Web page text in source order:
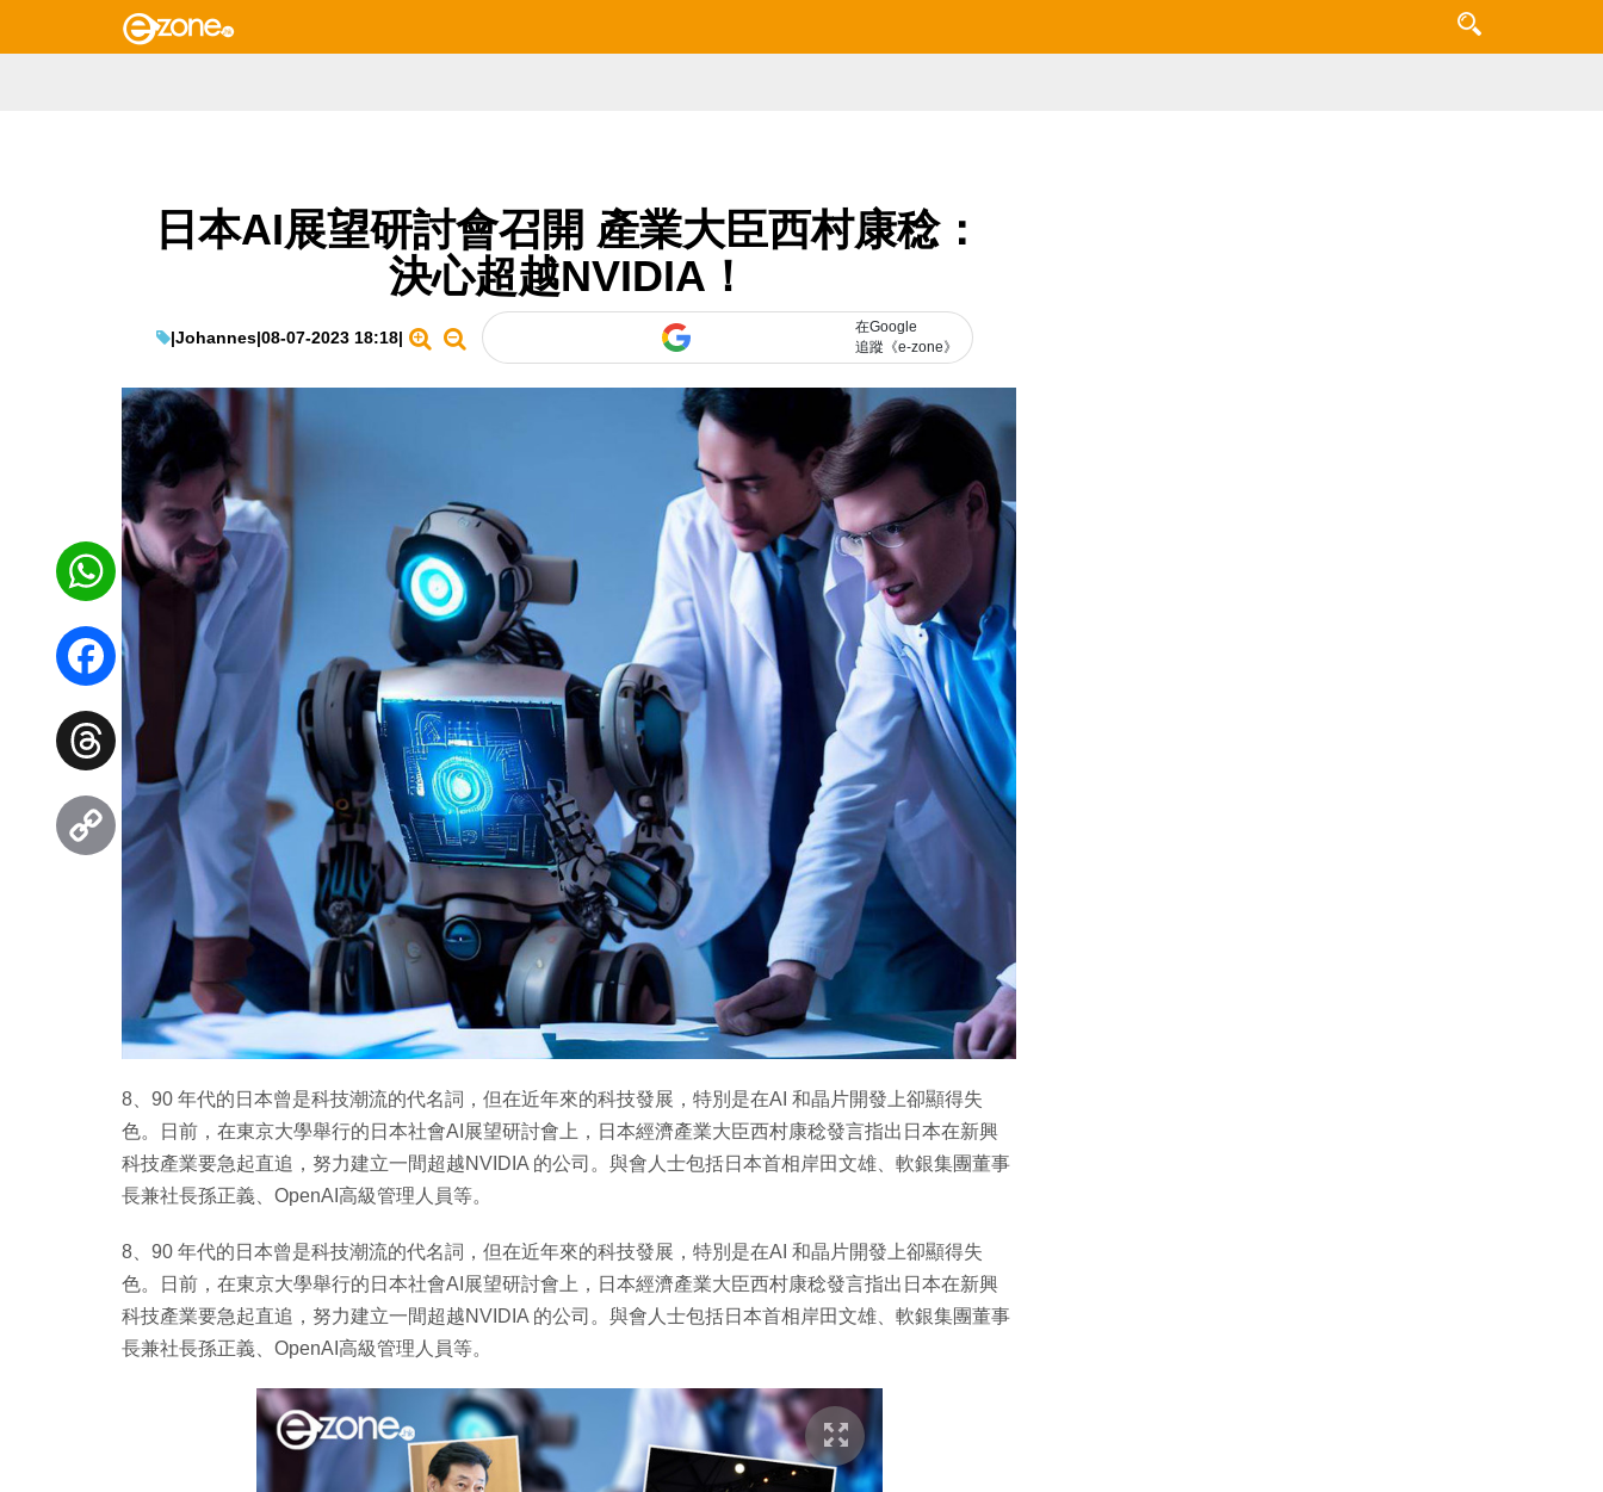
日本AI展望研討會召開 產業大臣西村康稔：
決心超越NVIDIA！
|Johannes|08-07-2023 18:18|
在Google
追蹤《e-zone》
8、90 年代的日本曾是科技潮流的代名詞，但在近年來的科技發展，特別是在AI 和晶片開發上卻顯得失
色。日前，在東京大學舉行的日本社會AI展望研討會上，日本經濟產業大臣西村康稔發言指出日本在新興
科技產業要急起直追，努力建立一間超越NVIDIA 的公司。與會人士包括日本首相岸田文雄、軟銀集團董事
長兼社長孫正義、OpenAI高級管理人員等。
8、90 年代的日本曾是科技潮流的代名詞，但在近年來的科技發展，特別是在AI 和晶片開發上卻顯得失
色。日前，在東京大學舉行的日本社會AI展望研討會上，日本經濟產業大臣西村康稔發言指出日本在新興
科技產業要急起直追，努力建立一間超越NVIDIA 的公司。與會人士包括日本首相岸田文雄、軟銀集團董事
長兼社長孫正義、OpenAI高級管理人員等。
WhatsApp
Facebook
Threads
Copy